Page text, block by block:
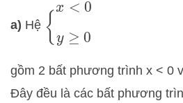
a) Hệ
x< 0y ≥0
gồm 2 bất phương trình x < 0
Đây đều là các bất phương